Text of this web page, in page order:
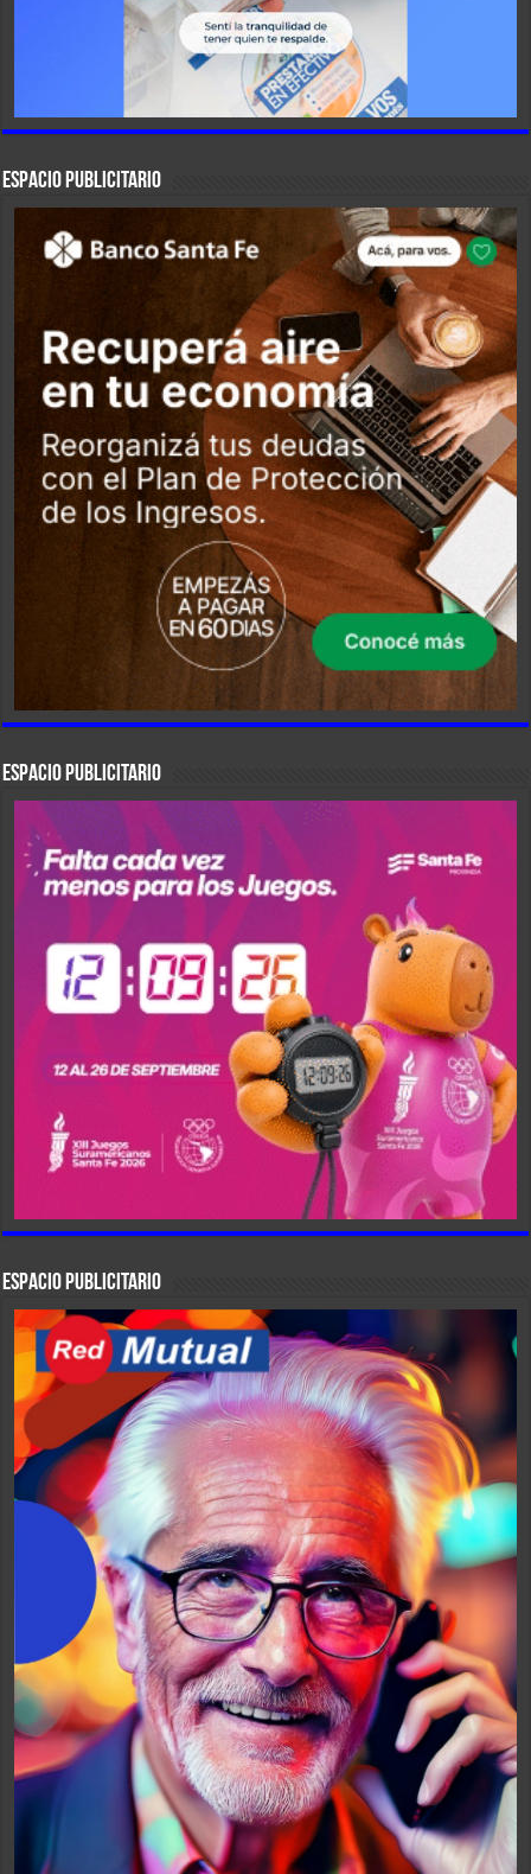
ESPACIO PUBLICITARIO
ESPACIO PUBLICITARIO
ESPACIO PUBLICITARIO